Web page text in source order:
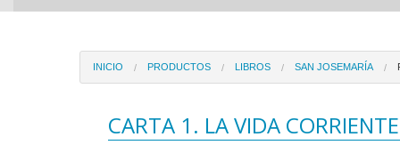
INICIO PRODUCTOS LIBROS SAN JOSEMARÍA
CARTA 1. LA VIDA